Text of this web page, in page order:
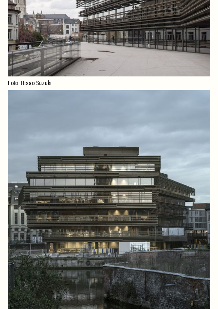
Foto: Hisao Suzuki